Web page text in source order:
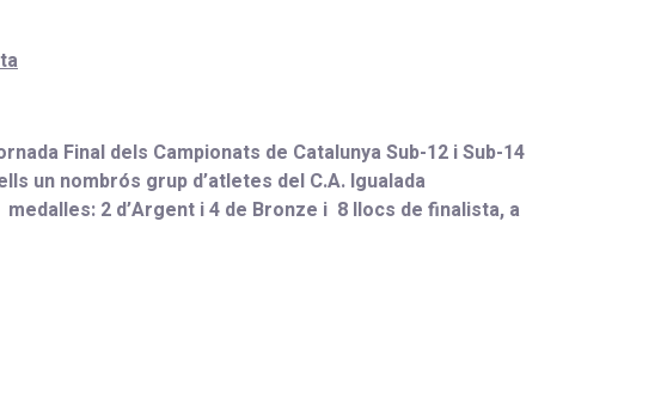
Final dels Campionats de Catalunya Sub-12 i Sub-14
un nombrós grup d’atletes del C.A. Igualada
2 d’Argent i 4 de Bronze i 8 llocs de finalista, a